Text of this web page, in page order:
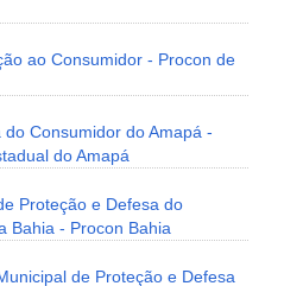
ao Consumidor - Procon de
Consumidor do Amapá -
do Amapá
Proteção e Defesa do
Bahia - Procon Bahia
de Proteção e Defesa